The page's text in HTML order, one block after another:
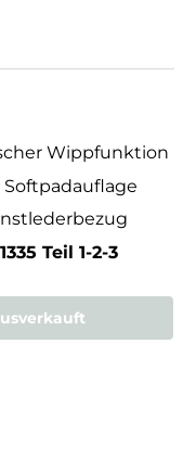
Wippfunktion
Teil 1-2-3